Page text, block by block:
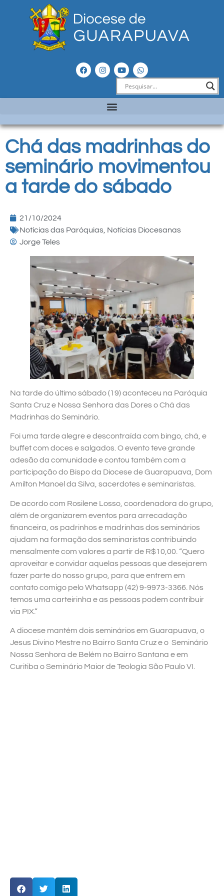
Chá das madrinhas do
seminário movimentou
a tarde do sábado
21/10/2024
Notícias das Paróquias Notícias Diocesanas
Jorge Teles
Na tarde do último sábado (19) aconteceu na Paróquia
Santa Cruz e Nossa Senhora das Dores o Chá das
Madrinhas do Seminário.
Foi uma tarde alegre e descontraída com bingo, chá, e
buffet com doces e salgados. O evento teve grande
adesão da comunidade e contou também com a
participação do Bispo da Diocese de Guarapuava, Dom
Amilton Manoel da Silva, sacerdotes e seminaristas.
De acordo com Rosilene Losso, coordenadora do grupo,
além de organizarem eventos para arrecadação
financeira, os padrinhos e madrinhas dos seminários
ajudam na formação dos seminaristas contribuindo
mensalmente com valores a partir de R$10,00. “Quero
aproveitar e convidar aquelas pessoas que desejarem
fazer parte do nosso grupo, para que entrem em
contato comigo pelo Whatsapp (42) 9-9973-3366. Nós
temos uma carteirinha e as pessoas podem contribuir
via PIX.”
A diocese mantém dois seminários em Guarapuava, o
Jesus Divino Mestre no Bairro Santa Cruz e o Seminário
Nossa Senhora de Belém no Bairro Santana e em
Curitiba o Seminário Maior de Teologia São Paulo VI.